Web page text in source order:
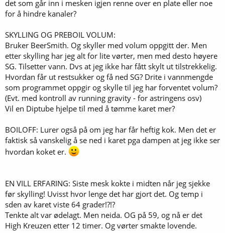
det som går inn i mesken igjen renne over en plate eller noe
for å hindre kanaler?
SKYLLING OG PREBOIL VOLUM:
Bruker BeerSmith. Og skyller med volum oppgitt der. Men
etter skylling har jeg alt for lite vørter, men med desto høyere
SG. Tilsetter vann. Dvs at jeg ikke har fått skylt ut tilstrekkelig.
Hvordan får ut restsukker og få ned SG? Drite i vannmengde
som programmet oppgir og skylle til jeg har forventet volum?
(Evt. med kontroll av running gravity - for astringens osv)
Vil en Diptube hjelpe til med å tømme karet mer?
BOILOFF: Lurer også på om jeg har får heftig kok. Men det er
faktisk så vanskelig å se ned i karet pga dampen at jeg ikke ser
hvordan koket er.
EN VILL ERFARING: Siste mesk kokte i midten når jeg sjekke
før skylling! Uvisst hvor lenge det har gjort det. Og temp i
sden av karet viste 64 grader!?!?
Tenkte alt var ødelagt. Men neida. OG på 59, og nå er det
High Kreuzen etter 12 timer. Og vørter smakte lovende.